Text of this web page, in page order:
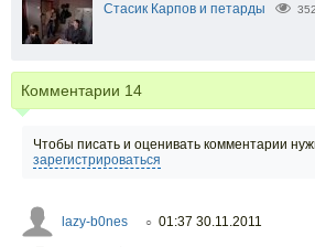
Стасик Карпов и петарды 352
Комментарии 14
Чтобы писать и оценивать комментарии
зарегистрироваться
lazy-b0nes ○ 01:37 30.11.2011